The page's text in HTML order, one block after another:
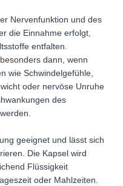
Nervenfunktion und des
die Einnahme erfolgt,
entfalten.
dann, wenn
wie Schwindelgefühle,
oder nervöse Unruhe
des
geeignet und lässt sich
Die Kapsel wird
Flüssigkeit
oder Mahlzeiten.